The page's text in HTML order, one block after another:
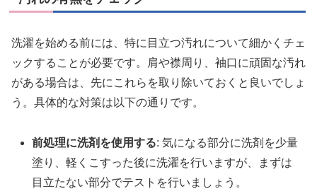
洗濯を始める前には、特に目立つ汚れについて細かくチェ
ックすることが必要です。肩や襟周り、袖口に頑固な汚れ
がある場合は、先にこれらを取り除いておくと良いでしょ
う。具体的な対策は以下の通りです。
前処理に洗剤を使用する: 気になる部分に洗剤を少量
塗り、軽くこすった後に洗濯を行いますが、まずは
目立たない部分でテストを行いましょう。